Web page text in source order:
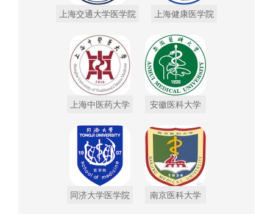
上海交通大学医学院 上海健康医学院
上海中医药大学 安徽医科大学
同济大学医学院 南京医科大学